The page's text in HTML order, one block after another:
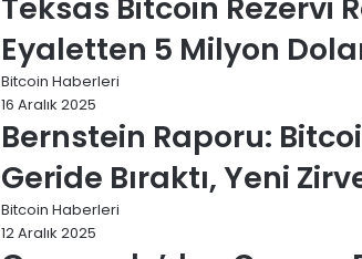
Eyaletten 5 Milyon
Bitcoin Haberleri
16 Aralık 2025
Bernstein Raporu:
Geride Bıraktı, Yeni
Bitcoin Haberleri
12 Aralık 2025